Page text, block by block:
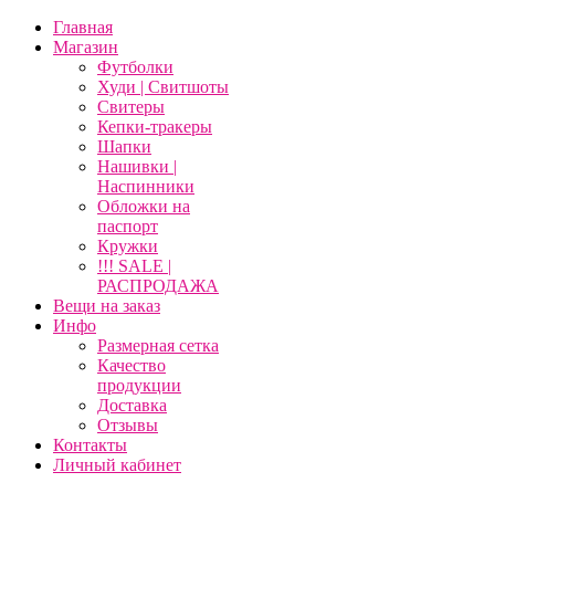
Главная
Магазин
Футболки
Худи | Свитшоты
Свитеры
Кепки-тракеры
Шапки
Нашивки |
Наспинники
Обложки на
паспорт
Кружки
!!! SALE |
РАСПРОДАЖА
Вещи на заказ
Инфо
Размерная сетка
Качество
продукции
Доставка
Отзывы
Контакты
Личный кабинет